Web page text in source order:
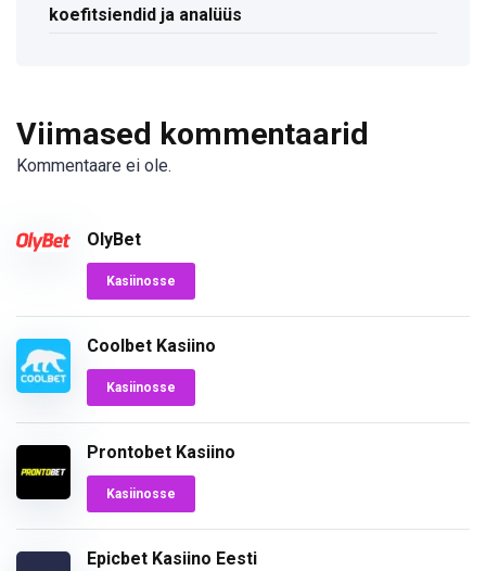
koefitsiendid ja analüüs
Viimased kommentaarid
Kommentaare ei ole.
OlyBet
Kasiinosse
Coolbet Kasiino
Kasiinosse
Prontobet Kasiino
Kasiinosse
Epicbet Kasiino Eesti